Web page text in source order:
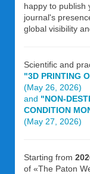
happy to publish
journal's
global visibility
Scientific and
"3D PRINTING
(May 26, 2026)
and "NON-
CONDITION
(May 27, 2026)
Starting from
of «The Paton